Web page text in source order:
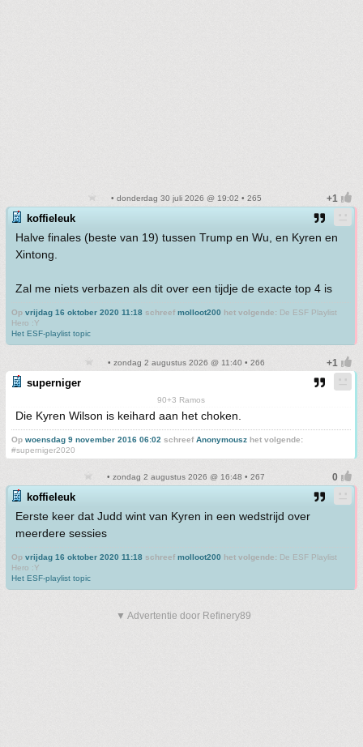
• donderdag 30 juli 2026 @ 19:02 • 265
koffieleuk
Halve finales (beste van 19) tussen Trump en Wu, en Kyren en
Xintong.
Zal me niets verbazen als dit over een tijdje de exacte top 4 is
Op vrijdag 16 oktober 2020 11:18 schreef molloot200 het volgende: De ESF Playlist
Hero :Y
Het ESF-playlist topic
• zondag 2 augustus 2026 @ 11:40 • 266
superniger
90+3 Ramos
Die Kyren Wilson is keihard aan het choken.
Op woensdag 9 november 2016 06:02 schreefAnonymousz het volgende:
#superniger2020
• zondag 2 augustus 2026 @ 16:48 • 267
koffieleuk
Eerste keer dat Judd wint van Kyren in een wedstrijd over
meerdere sessies
Op vrijdag 16 oktober 2020 11:18 schreef molloot200 het volgende: De ESF Playlist
Hero :Y
Het ESF-playlist topic
▼ Advertentie door Refinery89